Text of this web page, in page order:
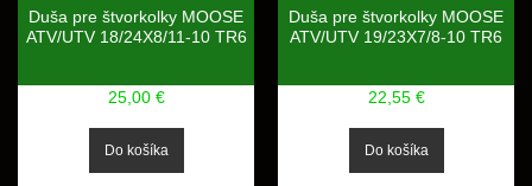
Duša pre štvorkolky MOOSE
ATV/UTV 18/24X8/11-10 TR6
25,00 €
Duša pre štvorkolky MOOSE
ATV/UTV 19/23X7/8-10 TR6
22,55 €